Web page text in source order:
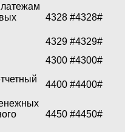
4328 #4328#
4329 #4329#
4300 #4300#
4400 #4400#
4450 #4450#